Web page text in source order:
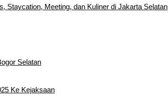
Staycation, Meeting, dan Kuliner di Jakarta Selatan
Selatan
Ke Kejaksaan